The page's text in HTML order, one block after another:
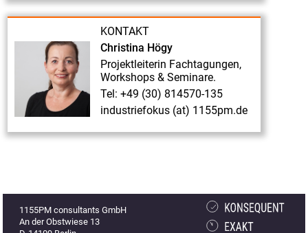
KONTAKT
Christina Högy
Projektleiterin Fachtagungen,
Workshops & Seminare.
Tel: +49 (30) 814570-135
industriefokus (at) 1155pm.de
1155PM consultants GmbH
An der Obstwiese 13
von
Fruehbucher-
Rabatt
zur
2.
Claim